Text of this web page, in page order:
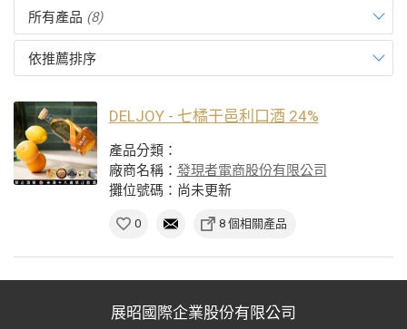
所有產品 (8)
依推薦排序
DELJOY - 七橘干邑利口酒 24%
產品分類：
廠商名稱： 發現者電商股份有限公司
攤位號碼：尚未更新
0 8 個相關產品
展昭國際企業股份有限公司